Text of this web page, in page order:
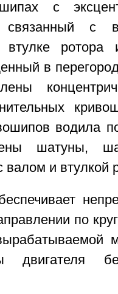
с
связанный с
втулке
в
водила
шатуны,
валом и втулкой
по
двигателя